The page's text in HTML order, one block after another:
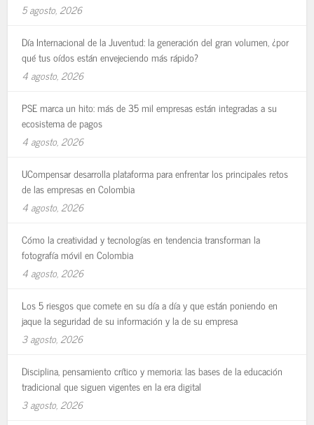
5 agosto, 2026
Día Internacional de la Juventud: la generación del gran volumen, ¿por
qué tus oídos están envejeciendo más rápido?
4 agosto, 2026
PSE marca un hito: más de 35 mil empresas están integradas a su
ecosistema de pagos
4 agosto, 2026
UCompensar desarrolla plataforma para enfrentar los principales retos
de las empresas en Colombia
4 agosto, 2026
Cómo la creatividad y tecnologías en tendencia transforman la
fotografía móvil en Colombia
4 agosto, 2026
Los 5 riesgos que comete en su día a día y que están poniendo en
jaque la seguridad de su información y la de su empresa
3 agosto, 2026
Disciplina, pensamiento crítico y memoria: las bases de la educación
tradicional que siguen vigentes en la era digital
3 agosto, 2026